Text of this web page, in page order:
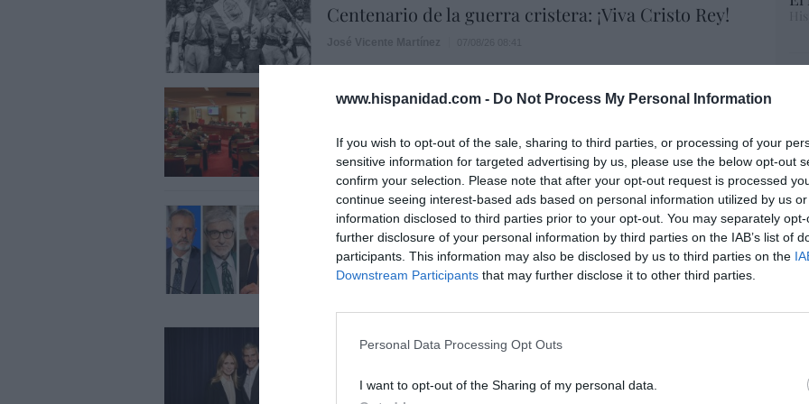
www.hispanidad.com - Do Not Process My Personal Information
If you wish to opt-out of the sale, sharing to third parties, or processing of your
sensitive information for targeted advertising by us, please use the below opt-out
confirm your selection. Please note that after your opt-out request is processed
continue seeing interest-based ads based on personal information utilized by us
information disclosed to third parties prior to your opt-out. You may separately
further disclosure of your personal information by third parties on the IAB’s list of
participants. This information may also be disclosed by us to third parties on the
Downstream Participants that may further disclose it to other third parties.
Personal Data Processing Opt Outs
I want to opt-out of the Sharing of my personal data.
Centenario de la guerra cristera: ¡Viva Cristo Rey!
respeto
Gonzalo Sáenz 07/08/26 08:38
Telefónica. Situación límite: bronca en Reino
Unido, el riesgo de deuda en el alero... y Enrique
Goñi reivindica la Presidencia
Disney cree que sus acciones están infravaloradas
y hará más recompras